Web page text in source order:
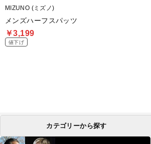
MIZUNO (ミズノ)
メンズハーフスパッツ
￥3,199
値下げ
カテゴリーから探す